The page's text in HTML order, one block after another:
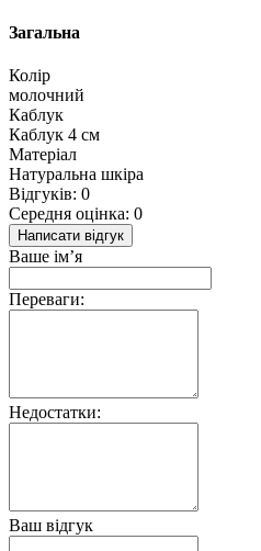
Загальна
Колір
молочний
Каблук
Каблук 4 см
Матеріал
Натуральна шкіра
Відгуків: 0
Середня оцінка: 0
Написати відгук
Ваше ім’я
Переваги:
Недостатки:
Ваш відгук